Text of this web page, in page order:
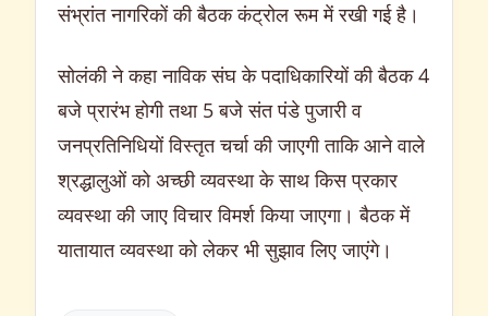
संभ्रांत नागरिकों की बैठक कंट्रोल रूम में रखी गई है।
सोलंकी ने कहा नाविक संघ के पदाधिकारियों की बैठक 4
बजे प्रारंभ होगी तथा 5 बजे संत पंडे पुजारी व
जनप्रतिनिधियों विस्तृत चर्चा की जाएगी ताकि आने वाले
श्रद्धालुओं को अच्छी व्यवस्था के साथ किस प्रकार
व्यवस्था की जाए विचार विमर्श किया जाएगा। बैठक में
यातायात व्यवस्था को लेकर भी सुझाव लिए जाएंगे।